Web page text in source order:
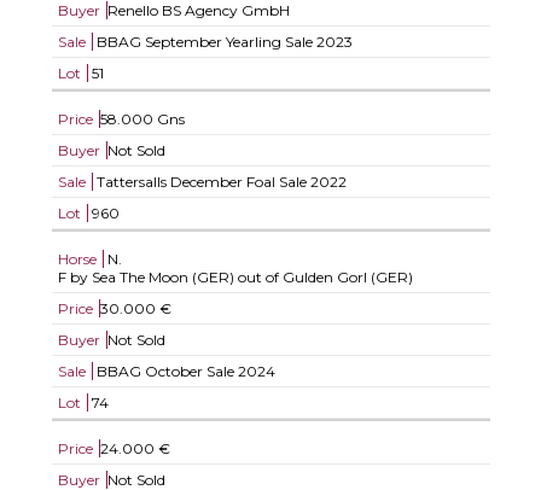
Buyer Renello BS Agency GmbH
Sale
BBAG September Yearling Sale 2023
Lot
51
Price 58.000 Gns
Buyer Not Sold
Sale
Tattersalls December Foal Sale 2022
Lot
960
Horse
N.
F by Sea The Moon (GER) out of Gulden Gorl (GER)
Price 30.000 €
Buyer Not Sold
Sale
BBAG October Sale 2024
Lot
74
Price 24.000 €
Buyer Not Sold